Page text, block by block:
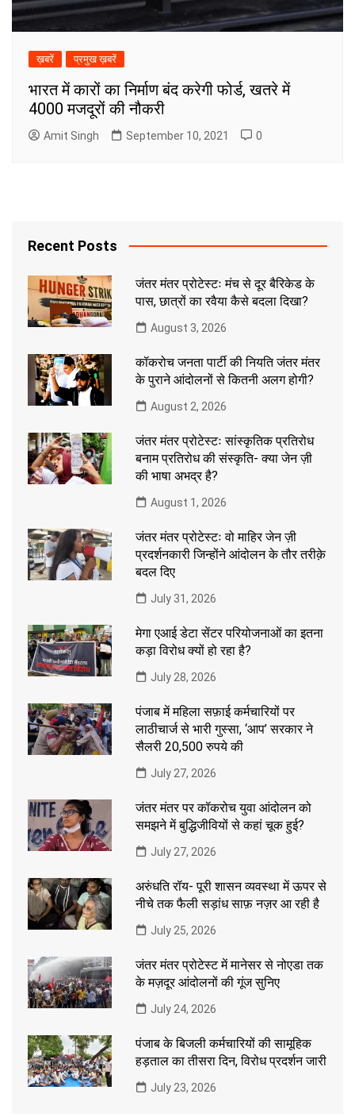
ख़बरें प्रमुख ख़बरें
भारत में कारों का निर्माण बंद करेगी फोर्ड, खतरे में
4000 मजदूरों की नौकरी
Amit Singh September 10, 2021 0
Recent Posts
जंतर मंतर प्रोटेस्टः मंच से दूर बैरिकेड के
पास, छात्रों का रवैया कैसे बदला दिखा?
August 3, 2026
कॉकरोच जनता पार्टी की नियति जंतर मंतर
के पुराने आंदोलनों से कितनी अलग होगी?
August 2, 2026
जंतर मंतर प्रोटेस्टः सांस्कृतिक प्रतिरोध
बनाम प्रतिरोध की संस्कृति- क्या जेन ज़ी
की भाषा अभद्र है?
August 1, 2026
जंतर मंतर प्रोटेस्टः वो माहिर जेन ज़ी
प्रदर्शनकारी जिन्होंने आंदोलन के तौर तरीक़े
बदल दिए
July 31, 2026
मेगा एआई डेटा सेंटर परियोजनाओं का इतना
कड़ा विरोध क्यों हो रहा है?
July 28, 2026
पंजाब में महिला सफ़ाई कर्मचारियों पर
लाठीचार्ज से भारी गुस्सा, ‘आप’ सरकार ने
सैलरी 20,500 रुपये की
July 27, 2026
जंतर मंतर पर कॉकरोच युवा आंदोलन को
समझने में बुद्धिजीवियों से कहां चूक हुई?
July 27, 2026
अरुंधति रॉय- पूरी शासन व्यवस्था में ऊपर से
नीचे तक फैली सड़ांध साफ़ नज़र आ रही है
July 25, 2026
जंतर मंतर प्रोटेस्ट में मानेसर से नोएडा तक
के मज़दूर आंदोलनों की गूंज सुनिए
July 24, 2026
पंजाब के बिजली कर्मचारियों की सामूहिक
हड़ताल का तीसरा दिन, विरोध प्रदर्शन जारी
July 23, 2026